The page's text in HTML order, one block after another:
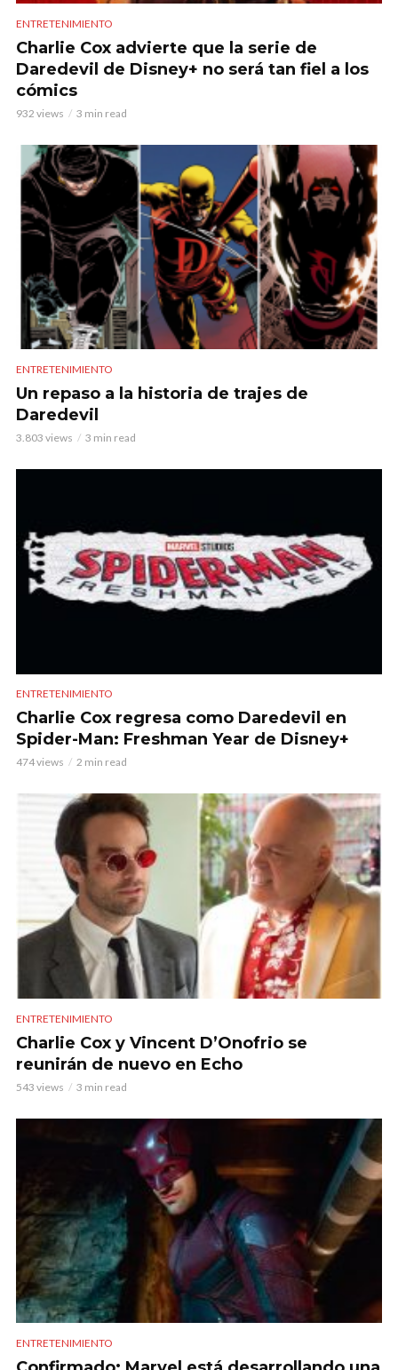
ENTRETENIMIENTO
Charlie Cox advierte que la serie de
Daredevil de Disney+ no será tan fiel a los
cómics
932 views 3 min read
ENTRETENIMIENTO
Un repaso a la historia de trajes de
Daredevil
3.803 views 3 min read
ENTRETENIMIENTO
Charlie Cox regresa como Daredevil en
Spider-Man: Freshman Year de Disney+
474 views 2 min read
ENTRETENIMIENTO
Charlie Cox y Vincent D’Onofrio se
reunirán de nuevo en Echo
543 views 3 min read
ENTRETENIMIENTO